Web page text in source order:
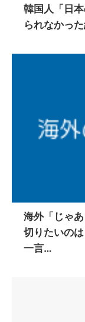
韓国人「日
られなかった
海外「じゃ
切りたいの
一言…